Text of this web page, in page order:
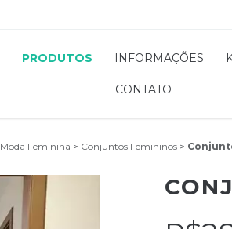
PRODUTOS INFORMAÇÕES
CONTATO
Moda Feminina > Conjuntos Femininos >